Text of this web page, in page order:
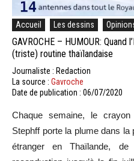
Accueil Les dessins
GAVROCHE – HUMOUR: Quand
(triste) routine thaïlandaise
Journaliste : Redaction
La source : Gavroche
Date de publication : 06/07/2020
Chaque semaine, le
Stephff porte la plume dans la
étranger en Thaïlande,